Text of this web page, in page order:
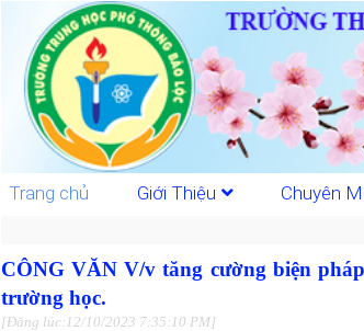
Trang chủ Giới Thiệu Chuyên
CÔNG VĂN V/v tăng cường biện
trường học.
[Đăng lúc:12/10/2023 7:35:10 PM]